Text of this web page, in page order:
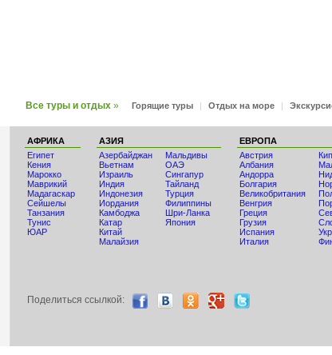
Все туры и отдых » Горящие туры | Отдых на море |
АФРИКА
Египет
Кения
Мaрокко
Маврикий
Мадагаскар
Сейшелы
Танзания
Тунис
ЮАР
АЗИЯ
Азербайджан
Вьетнам
Израиль
Индия
Индонезия
Иордания
Камбоджа
Катар
Китай
Малайзия
Мальдивы
ОАЭ
Сингапур
Тайланд
Турция
Филиппины
Шри-Ланка
Япония
ЕВРОПА
Австрия
Албания
Андорра
Болгария
Великобритания
Венгрия
Греция
Грузия
Испания
Италия
Поделиться ccылкой: